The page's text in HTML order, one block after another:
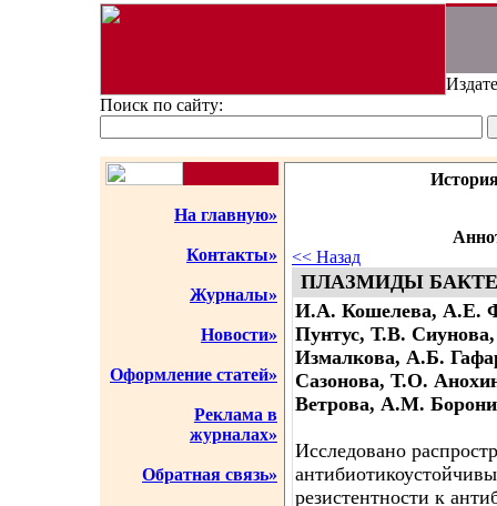
Поиск по сайту:
На главную»
Контакты»
Журналы»
Новости»
Оформление статей»
Реклама в
журналах»
Обратная связь»
<< Назад
ПЛАЗМИДЫ
И.А. Кошелева, А.Е.
Пунтус, Т.В.
Измалкова, А.Б.
Сазонова, Т.О.
Ветрова, А.М.
Исследовано
резистентности к